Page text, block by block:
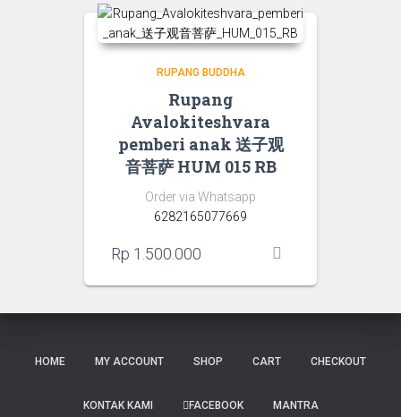
RUPANG BUDDHA
Rupang
Avalokiteshvara
pemberi anak 送子观
音菩萨 HUM 015 RB
Order via Whatsapp
6282165077669
Rp 1.500.000
HOME MY ACCOUNT SHOP CART CHECKOUT
KONTAK KAMI FACEBOOK MANTRA